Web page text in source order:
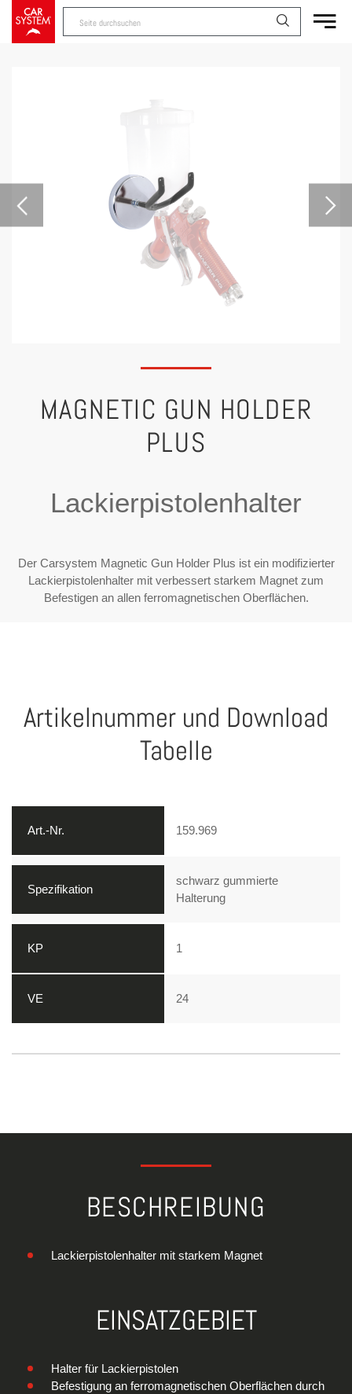
MAGNETIC GUN HOLDER
PLUS
Lackierpistolenhalter
Der Carsystem Magnetic Gun Holder Plus ist ein modifizierter
Lackierpistolenhalter mit verbessert starkem Magnet zum
Befestigen an allen ferromagnetischen Oberflächen.
Artikelnummer und Download
Tabelle
159.969
schwarz gummierte
Halterung
1
24
BESCHREIBUNG
Lackierpistolenhalter mit starkem Magnet
EINSATZGEBIET
Halter für Lackierpistolen
Befestigung an ferromagnetischen Oberflächen durch